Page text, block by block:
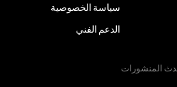
سياسة الخصوصية
الدعم الفني
المنشورات